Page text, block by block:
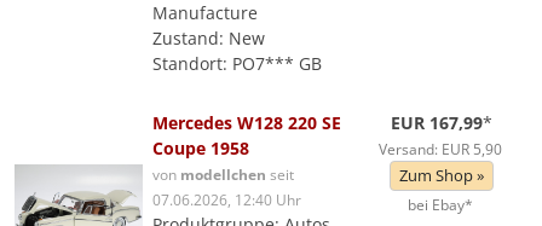
Manufacture
Zustand: New
Standort: PO7*** GB
Mercedes W128 220 SE
Coupe 1958
von modellchen seit
07.06.2026, 12:40 Uhr
EUR 167,99*
Versand: EUR 5,90
Zum Shop »
bei Ebay*